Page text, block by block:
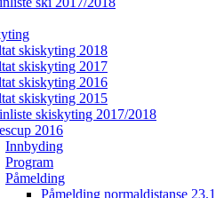
skiskyting 2018
skiskyting 2017
skiskyting 2016
skiskyting 2015
skiskyting 2017/2018
2016
Innbyding
Program
Påmelding
Påmelding normaldistanse 23.1